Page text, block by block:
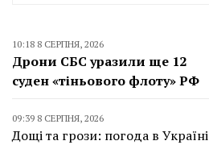
10:18 8 СЕРПНЯ, 2026
Дрони СБС уразили ще 12
суден «тіньового флоту» РФ
09:39 8 СЕРПНЯ, 2026
Дощі та грози: погода в Україні